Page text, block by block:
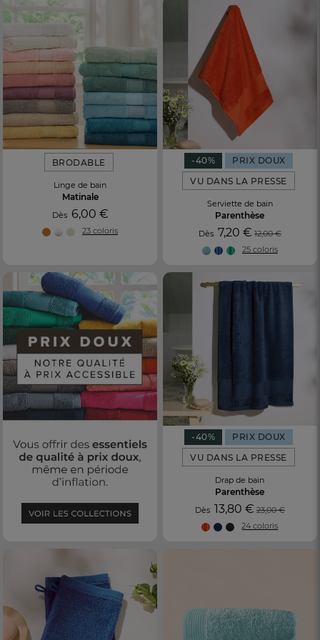
BRODABLE
Linge de bain
Matinale
Dès 6,00 €
23 coloris
-40%
PRIX DOUX
VU DANS LA PRESSE
Serviette de bain
Parenthèse
Dès 7,20 € 12,00 €
25 coloris
-40%
PRIX DOUX
VU DANS LA PRESSE
Drap de bain
Parenthèse
Dès 13,80 € 23,00 €
24 coloris